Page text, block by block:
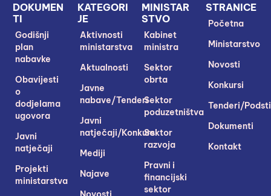
STRANICE
Početna
Ministarstvo
Novosti
Konkursi
Tenderi/
Dokumenti
Kontakt
MINISTAR
STVO
Kabinet
ministra
Sektor
obrta
Sektor
poduzetništva
Sektor
razvoja
Pravni i
financijski
sektor
KATEGORI
JE
Aktivnosti
ministarstva
Aktualnosti
Javne
nabave/Tenderi
Javni
natječaji/Konkursi
Mediji
Najave
DOKUMEN
TI
Godišnji
plan
nabavke
Obavijesti
o
dodjelama
ugovora
Javni
natječaji
Projekti
ministarstva